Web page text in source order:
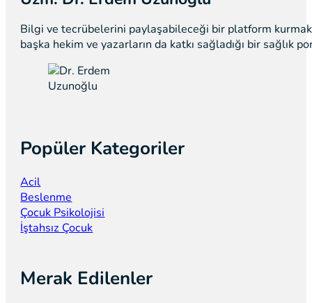
Bilgi ve tecrübelerini paylaşabileceği bir platform kurmak
başka hekim ve yazarların da katkı sağladığı bir sağlık
Popüler Kategoriler
Acil
Beslenme
Çocuk Psikolojisi
İştahsız Çocuk
Merak Edilenler